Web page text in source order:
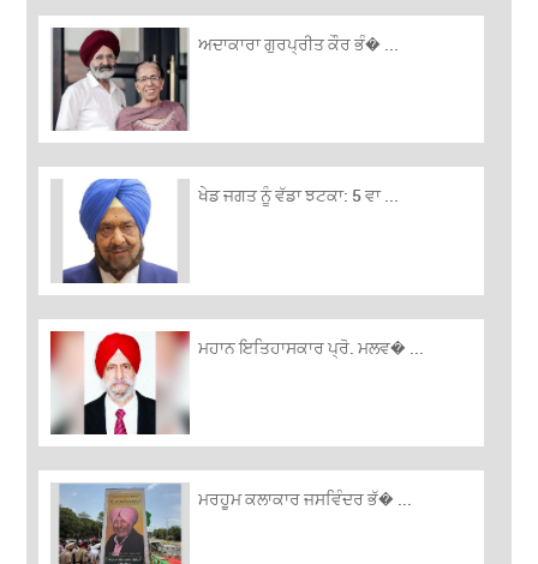
ਅਦਾਕਾਰਾ ਗੁਰਪ੍ਰੀਤ ਕੌਰ ਭੰ� ...
ਖੇਡ ਜਗਤ ਨੂੰ ਵੱਡਾ ਝਟਕਾ: 5 ਵਾ ...
ਮਹਾਨ ਇਤਿਹਾਸਕਾਰ ਪ੍ਰੋ. ਮਲਵ� ...
ਮਰਹੂਮ ਕਲਾਕਾਰ ਜਸਵਿੰਦਰ ਭੱ� ...